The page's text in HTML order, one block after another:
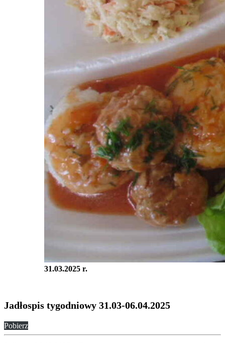
31.03.2025 r.
Jadłospis tygodniowy 31.03-06.04.2025
Pobierz